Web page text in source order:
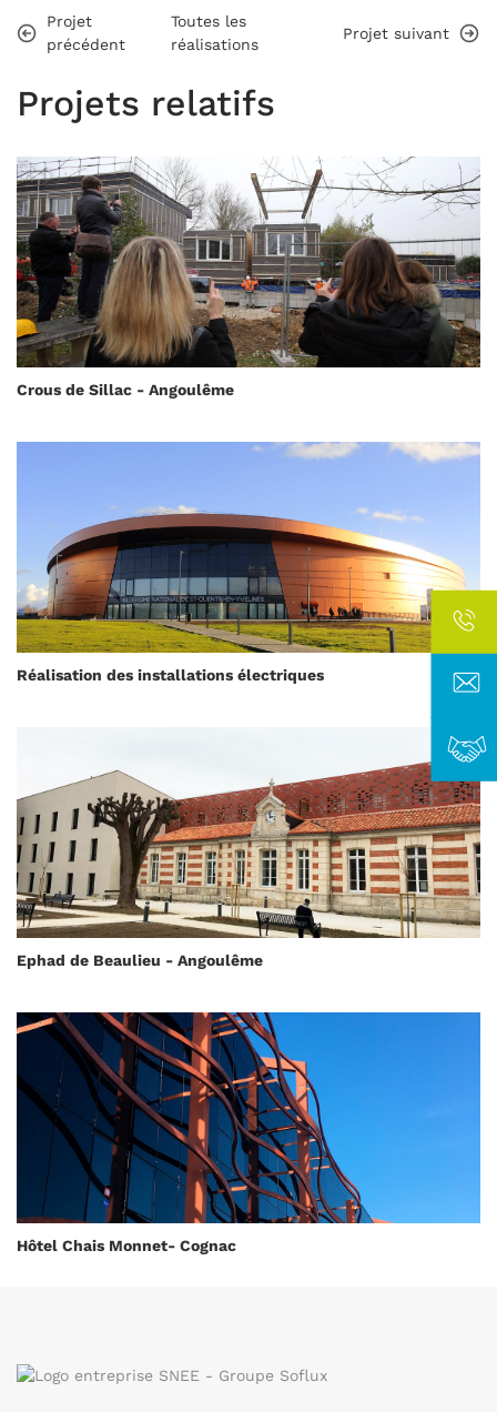
Projet
précédent
Toutes les
réalisations
Projet suivant
Projets relatifs
Crous de Sillac - Angoulême
Réalisation des installations électriques
Ephad de Beaulieu - Angoulême
Hôtel Chais Monnet- Cognac